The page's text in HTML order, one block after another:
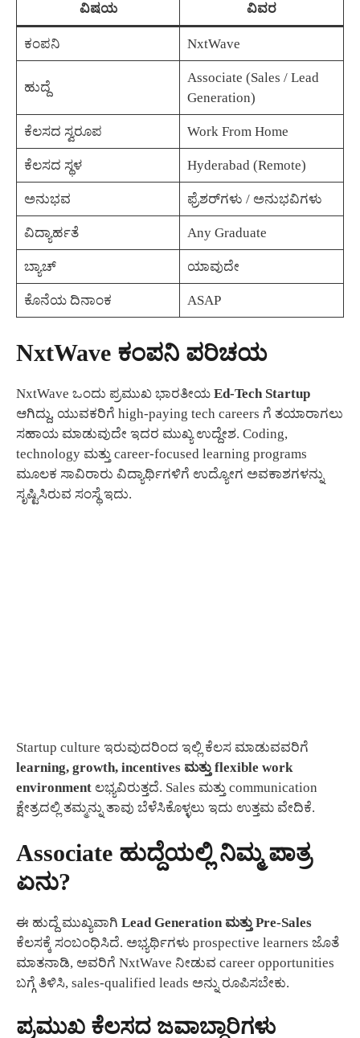
ವಿಷಯ ವಿವರ
ಕಂಪನಿ NxtWave
ಹುದ್ದೆ
Associate (Sales / Lead
Generation)
ಕೆಲಸದ ಸ್ವರೂಪ Work From Home
ಕೆಲಸದ ಸ್ಥಳ Hyderabad (Remote)
ಅನುಭವ ಫ್ರೆಶರ್‌ಗಳು / ಅನುಭವಿಗಳು
ವಿದ್ಯಾರ್ಹತೆ Any Graduate
ಬ್ಯಾಚ್ ಯಾವುದೇ
ಕೊನೆಯ ದಿನಾಂಕ ASAP
NxtWave ಕಂಪನಿ ಪರಿಚಯ
NxtWave ಒಂದು ಪ್ರಮುಖ ಭಾರತೀಯ Ed-Tech Startup
ಆಗಿದ್ದು, ಯುವಕರಿಗೆ high-paying tech careers ಗೆ ತಯಾರಾಗಲು
ಸಹಾಯ ಮಾಡುವುದೇ ಇದರ ಮುಖ್ಯ ಉದ್ದೇಶ. Coding,
technology ಮತ್ತು career-focused learning programs
ಮೂಲಕ ಸಾವಿರಾರು ವಿದ್ಯಾರ್ಥಿಗಳಿಗೆ ಉದ್ಯೋಗ ಅವಕಾಶಗಳನ್ನು
ಸೃಷ್ಟಿಸಿರುವ ಸಂಸ್ಥೆ ಇದು.
Startup culture ಇರುವುದರಿಂದ ಇಲ್ಲಿ ಕೆಲಸ ಮಾಡುವವರಿಗೆ
learning, growth, incentives ಮತ್ತು flexible work
environment ಲಭ್ಯವಿರುತ್ತದೆ. Sales ಮತ್ತು communication
ಕ್ಷೇತ್ರದಲ್ಲಿ ತಮ್ಮನ್ನು ತಾವು ಬೆಳೆಸಿಕೊಳ್ಳಲು ಇದು ಉತ್ತಮ ವೇದಿಕೆ.
Associate ಹುದ್ದೆಯಲ್ಲಿ ನಿಮ್ಮ ಪಾತ್ರ
ಏನು?
ಈ ಹುದ್ದೆ ಮುಖ್ಯವಾಗಿ Lead Generation ಮತ್ತು Pre-Sales
ಕೆಲಸಕ್ಕೆ ಸಂಬಂಧಿಸಿದೆ. ಅಭ್ಯರ್ಥಿಗಳು prospective learners ಜೊತೆ
ಮಾತನಾಡಿ, ಅವರಿಗೆ NxtWave ನೀಡುವ career opportunities
ಬಗ್ಗೆ ತಿಳಿಸಿ, sales-qualified leads ಅನ್ನು ರೂಪಿಸಬೇಕು.
ಪ್ರಮುಖ ಕೆಲಸದ ಜವಾಬ್ದಾರಿಗಳು